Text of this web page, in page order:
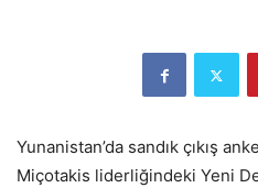
Yunanistan’da sandık çıkış
Miçotakis liderliğindeki Yeni